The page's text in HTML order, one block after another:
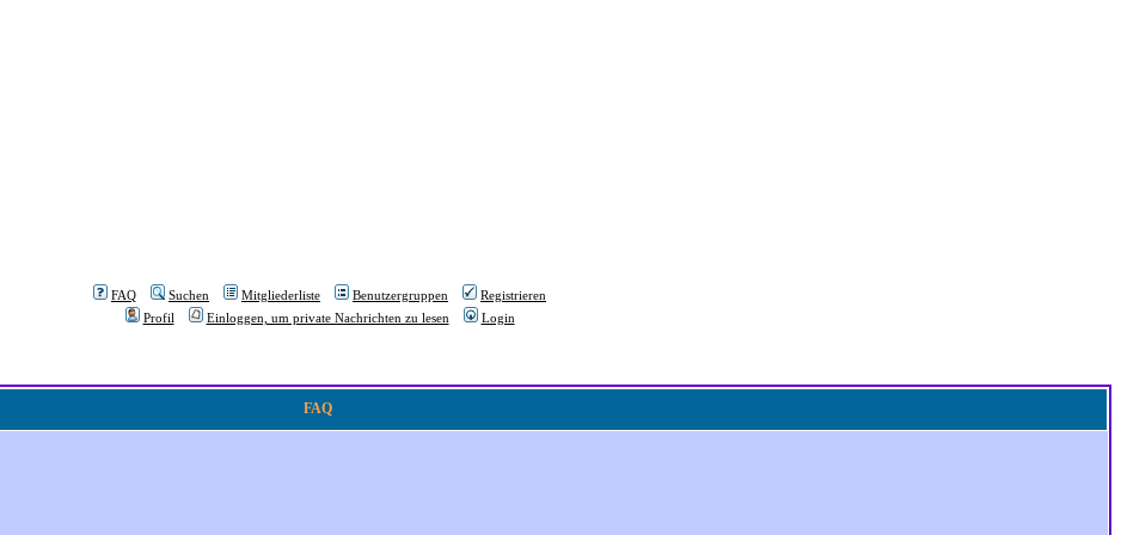
FAQ Suchen Mitgliederliste Benutzergruppen
Registrieren
Profil
Einloggen, um private Nachrichten zu lesen Login
FAQ